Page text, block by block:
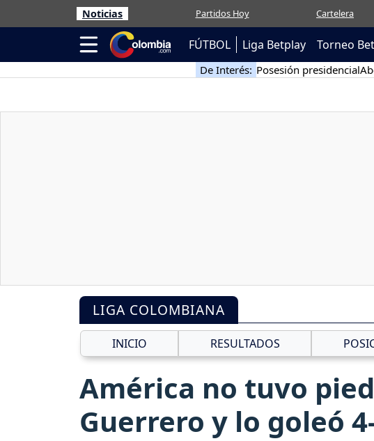
Noticias Partidos Hoy Cartelera
FÚTBOL Liga Betplay Torneo
De Interés: Posesión presidencial
LIGA COLOMBIANA
INICIO RESULTADOS
América no tuvo
Guerrero y lo goleó